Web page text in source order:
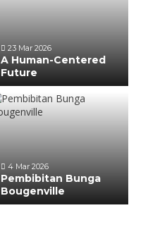
23 Mar 2026
A Human-Centered
Future
4 Mar 2026
Pembibitan Bunga
Bougenville